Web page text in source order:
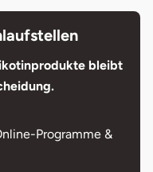
bleibt
Programme &